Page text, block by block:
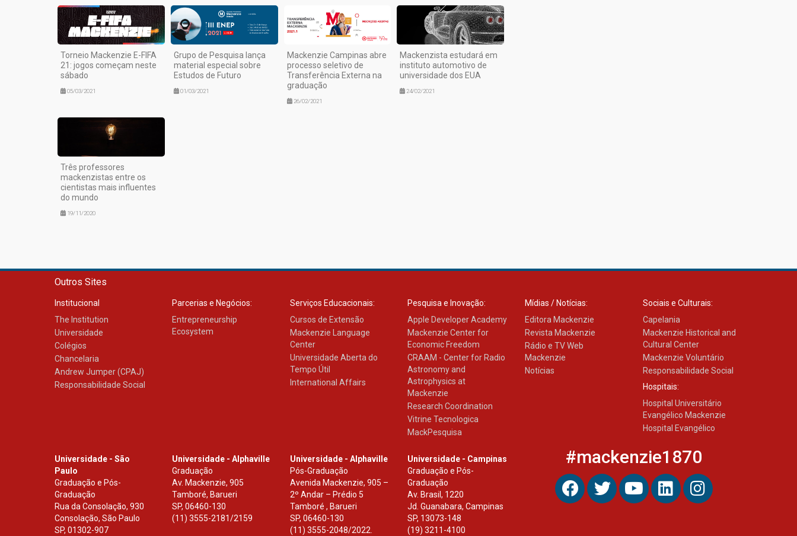
Torneio Mackenzie E-FIFA
21: jogos começam neste
sábado
05/03/2021
Grupo de Pesquisa lança
material especial sobre
Estudos de Futuro
01/03/2021
Mackenzie Campinas abre
processo seletivo de
Transferência Externa na
graduação
26/02/2021
Mackenzista estudará em
instituto automotivo de
universidade dos EUA
24/02/2021
Três professores
mackenzistas entre os
cientistas mais influentes
do mundo
19/11/2020
Outros Sites
Institucional
The Institution
Universidade
Colégios
Chancelaria
Andrew Jumper (CPAJ)
Responsabilidade Social
Parcerias e Negócios:
Entrepreneurship
Ecosystem
Serviços Educacionais:
Cursos de Extensão
Mackenzie Language
Center
Universidade Aberta do
Tempo Útil
International Affairs
Pesquisa e Inovação:
Apple Developer Academy
Mackenzie Center for
Economic Freedom
CRAAM - Center for Radio
Astronomy and
Astrophysics at
Mackenzie
Research Coordination
Vitrine Tecnologica
MackPesquisa
Mídias / Notícias:
Editora Mackenzie
Revista Mackenzie
Rádio e TV Web
Mackenzie
Notícias
Sociais e Culturais:
Capelania
Mackenzie Historical and
Cultural Center
Mackenzie Voluntário
Responsabilidade Social
Hospitais:
Hospital Universitário
Evangélico Mackenzie
Hospital Evangélico
Universidade - São
Paulo
Graduação e Pós-
Graduação
Rua da Consolação, 930
Consolação, São Paulo
SP, 01302-907
Universidade - Alphaville
Graduação
Av. Mackenzie, 905
Tamboré, Barueri
SP,06460-130
(11) 3555-2181/2159
Universidade - Alphaville
Pós-Graduação
Avenida Mackenzie, 905 –
2º Andar – Prédio 5
Tamboré , Barueri
SP, 06460-130
(11) 3555-2048/2022.
Universidade - Campinas
Graduação e Pós-
Graduação
Av. Brasil, 1220
Jd. Guanabara, Campinas
SP, 13073-148
(19) 3211-4100
#mackenzie1870